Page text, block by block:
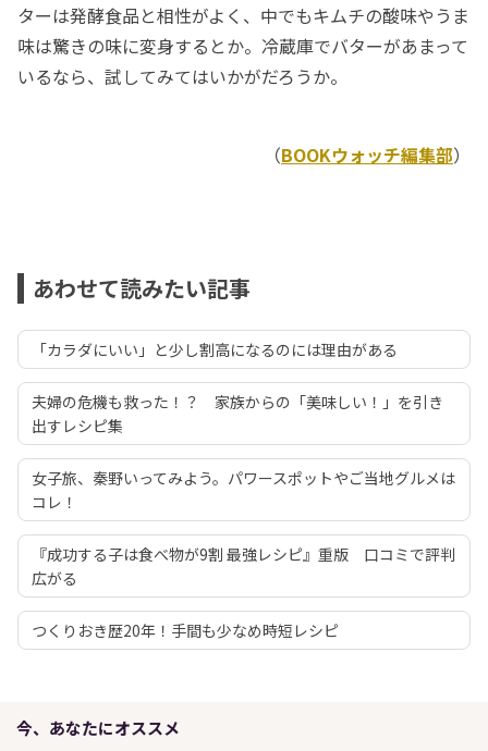
ターは発酵食品と相性がよく、中でもキムチの酸味やうま
味は驚きの味に変身するとか。冷蔵庫でバターがあまって
いるなら、試してみてはいかがだろうか。
（BOOKウォッチ編集部）
あわせて読みたい記事
「カラダにいい」と少し割高になるのには理由がある
夫婦の危機も救った！？ 家族からの「美味しい！」を引き
出すレシピ集
女子旅、秦野いってみよう。パワースポットやご当地グルメは
コレ！
『成功する子は食べ物が9割 最強レシピ』重版 口コミで評判
広がる
つくりおき歴20年！手間も少なめ時短レシピ
今、あなたにオススメ